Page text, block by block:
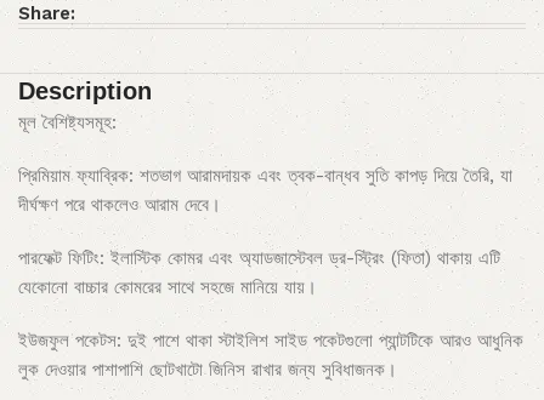
Share:
Description
মূল বৈশিষ্ট্যসমূহ:
প্রিমিয়াম ফ্যাব্রিক: শতভাগ আরামদায়ক এবং ত্বক-বান্ধব সুতি কাপড় দিয়ে তৈরি, যা
দীর্ঘক্ষণ পরে থাকলেও আরাম দেবে।
পারফেক্ট ফিটিং: ইলাস্টিক কোমর এবং অ্যাডজাস্টেবল ড্র-স্ট্রিং (ফিতা) থাকায় এটি
যেকোনো বাচ্চার কোমরের সাথে সহজে মানিয়ে যায়।
ইউজফুল পকেটস: দুই পাশে থাকা স্টাইলিশ সাইড পকেটগুলো প্যান্টটিকে আরও আধুনিক
লুক দেওয়ার পাশাপাশি ছোটখাটো জিনিস রাখার জন্য সুবিধাজনক।